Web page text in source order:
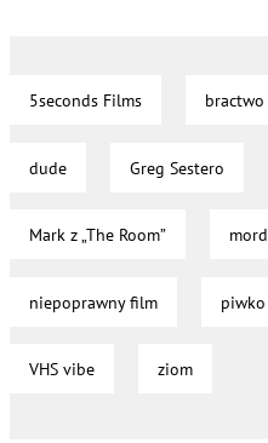
5seconds Films bractwo
dude Greg Sestero
Mark z „The Room”
niepoprawny film piwko
VHS vibe ziom